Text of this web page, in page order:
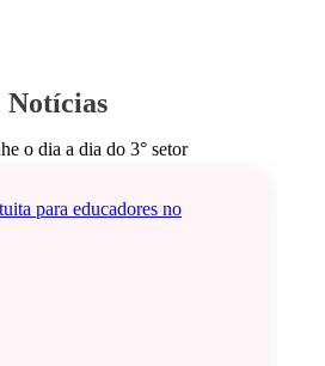
Notícias
o dia a dia do 3° setor